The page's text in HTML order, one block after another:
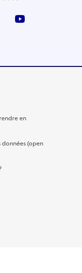
Instagram
en
données (open